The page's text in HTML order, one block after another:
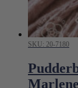
SKU: 20-7180